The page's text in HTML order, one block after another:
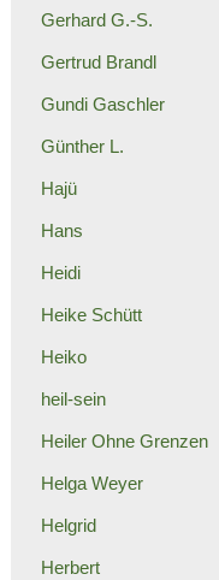
Gerhard G.-S.
Gertrud Brandl
Gundi Gaschler
Günther L.
Hajü
Hans
Heidi
Heike Schütt
Heiko
heil-sein
Heiler Ohne Grenzen
Helga Weyer
Helgrid
Herbert